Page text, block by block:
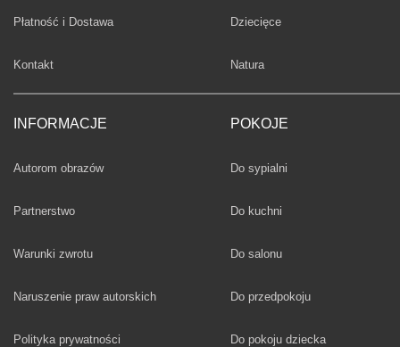
Płatność i Dostawa
Kontakt
INFORMACJE
Autorom obrazów
Partnerstwo
Warunki zwrotu
Naruszenie praw autorskich
Polityka prywatności
Fototapety
Dziecięce
Fototapety
Natura
POKOJE
Fototapety
Do sypialni
Fototapety
Do kuchni
Fototapety
Do salonu
Fototapety
Do przedpokoju
Fototapety
Do pokoju dziecka